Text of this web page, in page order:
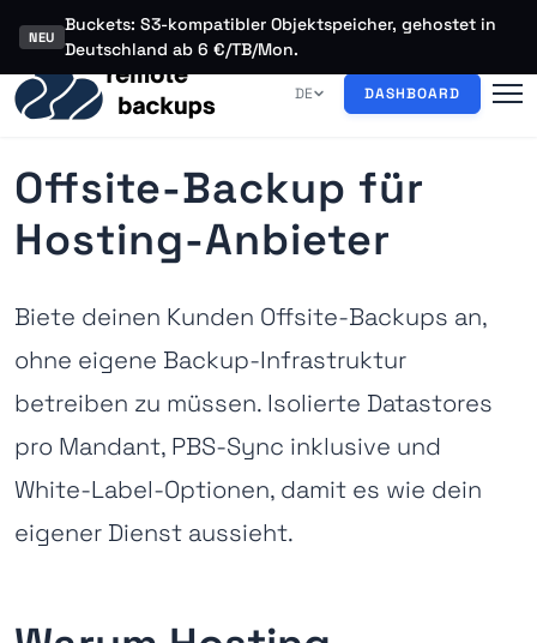
NEU
Buckets: S3-kompatibler Objektspeicher, gehostet in
Deutschland ab 6 €/TB/Mon.
DE DASHBOARD
Offsite-Backup für
Hosting-Anbieter
Biete deinen Kunden Offsite-Backups an,
ohne eigene Backup-Infrastruktur
betreiben zu müssen. Isolierte Datastores
pro Mandant, PBS-Sync inklusive und
White-Label-Optionen, damit es wie dein
eigener Dienst aussieht.